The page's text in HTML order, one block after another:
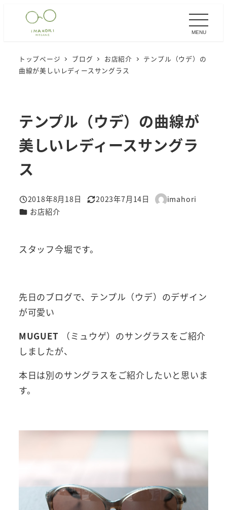
MENU
トップページ ブログ お店紹介
テンプル（ウデ）の
曲線が美しいレディースサングラス
テンプル（ウデ）の曲線が
美しいレディースサングラ
ス
投稿日
2018年8月18日
更新日
2023年7月14日
著
imahori
カテゴリー
お店紹介
スタッフ今堀です。
先日のブログで、テンプル（ウデ）のデザイン
が可愛い
MUGUET （ミュウゲ）のサングラスをご紹介
しましたが、
本日は別のサングラスをご紹介したいと思いま
す。